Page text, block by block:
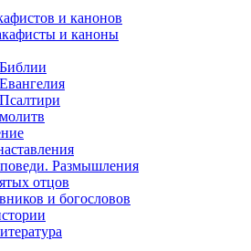
и канонов
и каноны
Размышления
отцов
и богословов